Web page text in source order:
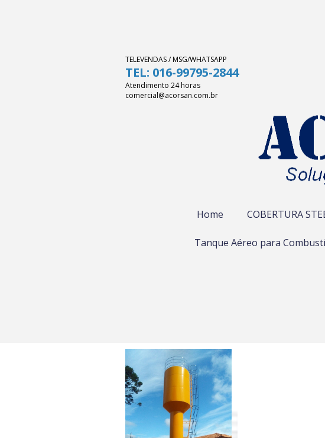
TELEVENDAS / MSG/WHATSAPP
TEL: 016-99795-2844
Atendimento 24 horas
comercial@acorsan.com.br
Home COBERTURA
Tanque Aéreo para